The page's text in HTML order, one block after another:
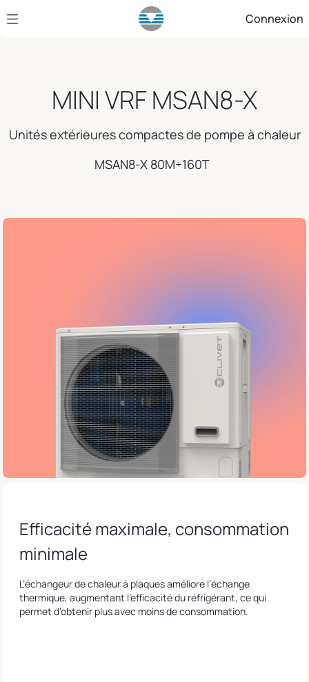
Saut au contenu principal Connexion
MINI VRF MSAN8-X
Unités extérieures compactes de pompe à chaleur
MSAN8-X 80M÷160T
Efficacité maximale, consommation
minimale
L’échangeur de chaleur à plaques améliore l’échange
thermique, augmentant l’efficacité du réfrigérant, ce qui
permet d’obtenir plus avec moins de consommation.